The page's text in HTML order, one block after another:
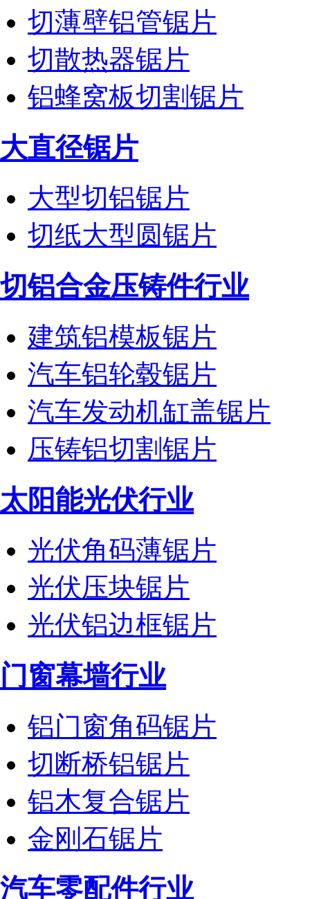
切薄壁铝管锯片
切散热器锯片
铝蜂窝板切割锯片
大直径锯片
大型切铝锯片
切纸大型圆锯片
切铝合金压铸件行业
建筑铝模板锯片
汽车铝轮毂锯片
汽车发动机缸盖锯片
压铸铝切割锯片
太阳能光伏行业
光伏角码薄锯片
光伏压块锯片
光伏铝边框锯片
门窗幕墙行业
铝门窗角码锯片
切断桥铝锯片
铝木复合锯片
金刚石锯片
汽车零配件行业